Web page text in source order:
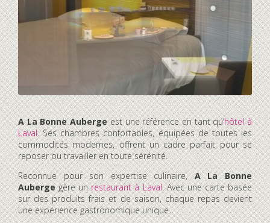
A La Bonne Aubergeest une référence en tant qu’hôtel à
Laval. Ses chambres confortables, équipées de toutes les
commodités modernes, offrent un cadre parfait pour se
reposer ou travailler en toute sérénité.
Reconnue pour son expertise culinaire,A La Bonne
Aubergegère unrestaurant à Laval. Avec une carte basée
sur des produits frais et de saison, chaque repas devient
une expérience gastronomique unique.